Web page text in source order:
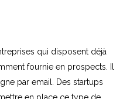
qui disposent déjà
fournie en prospects. Il
par email. Des startups
en place ce type de